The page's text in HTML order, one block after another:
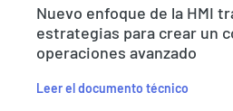
Nuevo enfoque de la HMI
estrategias para crear un
operaciones avanzado
Leer el documento técnico